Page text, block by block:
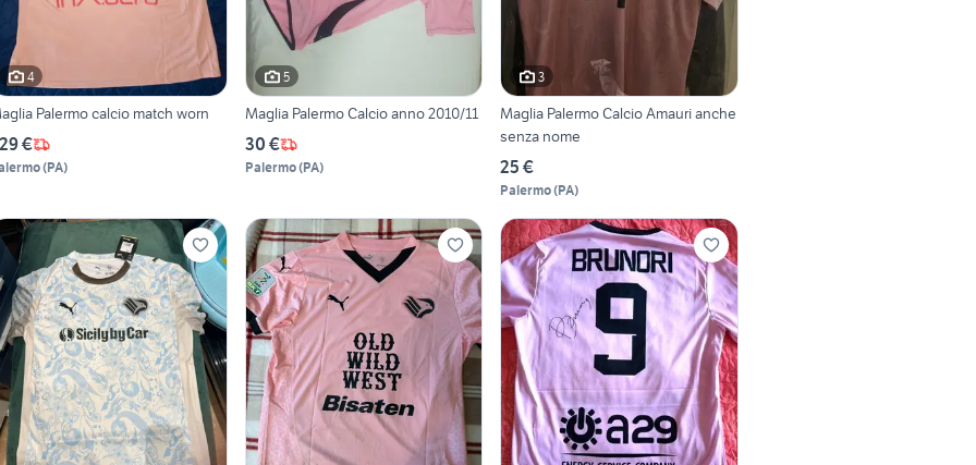
4
Palermo calcio match worn
€
(PA)
5
Maglia Palermo Calcio anno 2010/11
30 €
Palermo(PA)
3
Maglia Palermo Calcio Amauri anche
senza nome
25 €
Palermo(PA)